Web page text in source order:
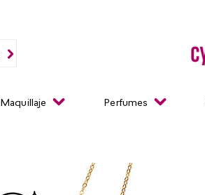
Maquillaje Perfumes